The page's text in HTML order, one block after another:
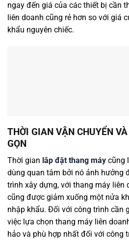
ngay đến giá của các thiết bị cần
liên doanh cũng rẻ hơn so với giá
khẩu nguyên chiếc.
THỜI GIAN VẬN CHUYỂN
GỌN
Thời gian lắp đặt thang máy cũng
dùng quan tâm bởi nó ảnh hưởng
trình xây dựng, với thang máy liên
cũng được giảm xuống một nửa
nhập khẩu. Đối với công trình cần
việc lựa chọn thang máy liên
hảo và phù hợp nhất đối với công